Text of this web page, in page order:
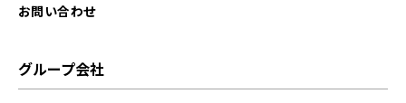
2025年06月
お問い合わせ
グループ会社